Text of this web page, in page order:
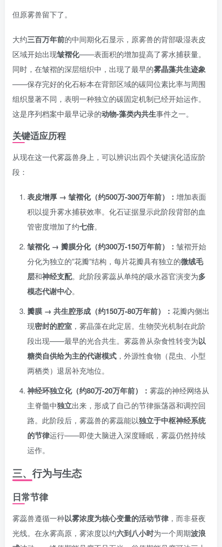
但原雾兽留下了。
大约三百万年前的中间期化石显示，原雾兽的背部吸湿表皮
区域开始出现皱褶化——表面积的增加提高了雾水捕获量。
同时，在皱褶的深层组织中，出现了最早的雾晶藻共生迹象
——保存完好的化石标本在背部区域的碳同位素比率与周围
组织显著不同，表明一种独立的碳固定机制已经开始运作。
这是序列档案中最早记录的动物-藻类内共生事件之一。
关键适应历程
从现在这一代雾蕊兽身上，可以辨识出四个关键演化适应阶
段：
表皮增厚 → 皱褶化（约500万-300万年前）： 增加表面
积以提升雾水捕获效率。化石证据显示此阶段背部的血
管密度增加了约七倍。
皱褶化 → 瓣膜分化（约300万-150万年前）： 皱褶开始
分化为独立的”花瓣”结构，每片花瓣具有独立的微绒毛
层和神经支配。此阶段雾蕊从单纯的吸水器官演变为多
模态代谢中心。
瓣膜 → 共生腔形成（约150万-80万年前）： 花瓣内侧出
现密封的腔室 ，雾晶藻在此定居。生物荧光机制在此阶
段出现——最早的光合共生。雾蕊兽从杂食性转变为以
糖类自供给为主的代谢模式 ，外源性食物（昆虫、小型
两栖类）退居补充地位。
神经环独立化（约80万-20万年前）： 雾蕊的神经网络从
主脊髓中独立出来，形成了自己的节律振荡器和调控回
路。此阶段后，雾蕊兽的雾蕊能以独立于中枢神经系统
的节律运行——即使大脑进入深度睡眠，雾蕊仍然持续
运作。
三、行为与生态
日常节律
雾蕊兽遵循一种以雾浓度为核心变量的活动节律 ，而非昼夜
光线。在永雾高原，雾浓度以约六到八小时为一个周期波浪